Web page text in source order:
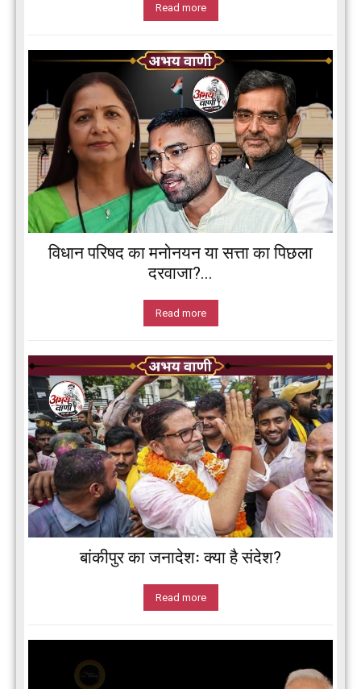
Read more
विधान परिषद का मनोनयन या सत्ता का पिछला
दरवाजा?...
Read more
बांकीपुर का जनादेशः क्या है संदेश?
Read more